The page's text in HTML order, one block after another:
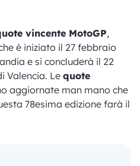
vincente MotoGP,
è iniziato il 27 febbraio
e si concluderà il 22
Valencia. Le quote
aggiornate man mano che
78esima edizione farà il